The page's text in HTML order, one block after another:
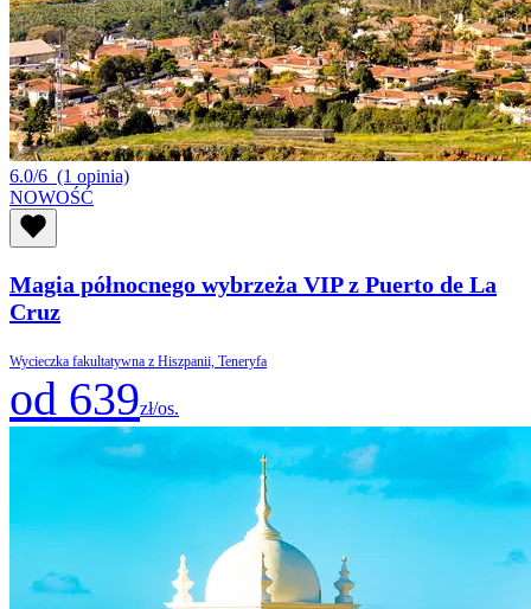
6.0/6 (1 opinia)
NOWOŚĆ
Magia północnego wybrzeża VIP z Puerto de La
Cruz
Wycieczka fakultatywna z Hiszpanii, Teneryfa
od 639zł/os.